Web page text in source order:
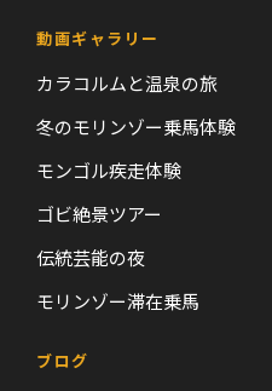
動画ギャラリー
カラコルムと温泉の旅
冬のモリンゾー乗馬体験
モンゴル疾走体験
ゴビ絶景ツアー
伝統芸能の夜
モリンゾー滞在乗馬
ブログ